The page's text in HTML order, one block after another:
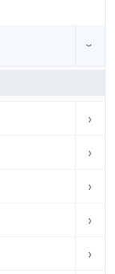
›
›
›
›
›
›